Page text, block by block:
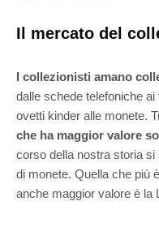
Il mercato del
I collezionisti amano
dalle schede telefoniche
ovetti kinder alle monete.
che ha maggior valore
corso della nostra storia
di monete. Quella che più
anche maggior valore è la